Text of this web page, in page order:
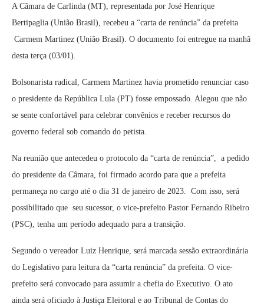
A Câmara de Carlinda (MT), representada por José Henrique
Bertipaglia (União Brasil), recebeu a “carta de renúncia” da prefeita
Carmem Martinez (União Brasil). O documento foi entregue na manhã
desta terça (03/01).
Bolsonarista radical, Carmem Martinez havia prometido renunciar caso
o presidente da República Lula (PT) fosse empossado. Alegou que não
se sente confortável para celebrar convênios e receber recursos do
governo federal sob comando do petista.
Na reunião que antecedeu o protocolo da “carta de renúncia”, a pedido
do presidente da Câmara, foi firmado acordo para que a prefeita
permaneça no cargo até o dia 31 de janeiro de 2023. Com isso, será
possibilitado que seu sucessor, o vice-prefeito Pastor Fernando Ribeiro
(PSC), tenha um período adequado para a transição.
Segundo o vereador Luiz Henrique, será marcada sessão extraordinária
do Legislativo para leitura da “carta renúncia” da prefeita. O vice-
prefeito será convocado para assumir a chefia do Executivo. O ato
ainda será oficiado à Justiça Eleitoral e ao Tribunal de Contas do